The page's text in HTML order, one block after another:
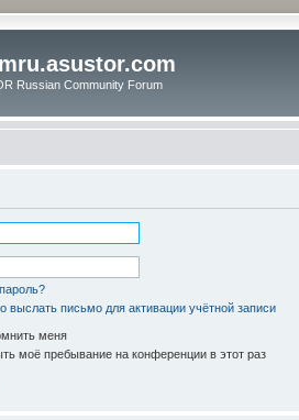
Russian Community Forum
выслать письмо для активации учётной записи
меня
моё пребывание на конференции в этот раз